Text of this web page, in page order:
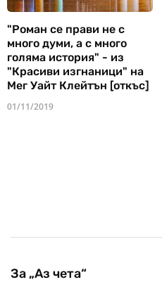
"Роман се прави не с
много думи, а с много
голяма история" - из
"Красиви изгнаници" на
Мег Уайт Клейтън [откъс]
01/11/2019
За „Аз чета“